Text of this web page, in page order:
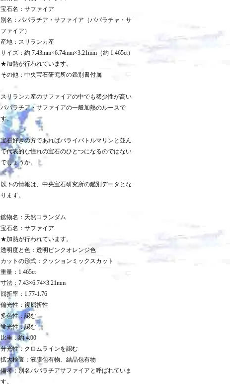
宝石名：サファイア
別名：パパラチア・サファイア（パパラチャ・サ
ファイア）
産地：スリランカ産
サイズ：約 7.43mm×6.74mm×3.21mm（約 1.465ct）
★加熱が行われています。
その他：中央宝石研究所の鑑別書付属
スリランカ産のサファイアの中でも稀少性が高い
パパラチア・サファイアの一般加熱のルースで
す。
宝石好きの方であればパライバトルマリンと並ん
で代表的な憧れの宝石のひとつになるのではない
でしょうか。
以下の情報は、中央宝石研究所の鑑別データとな
ります。
鉱物名：天然コランダム
宝石名：サファイア
★加熱が行われています。
透明度と色：透明ピンクオレンジ色
カットの形式：クッションミックスカット
重量：1.465ct
寸法：7.43×6.74×3.21mm
屈折率：1.77-1.76
偏光性：複屈折性
多色性：認む
蛍光性：認む
比重：約 4.00
分光性：クロムラインを認む
拡大検査：液膜包有物、結晶包有物
備考：別名パパラチアサファイアと呼ばれていま
す。